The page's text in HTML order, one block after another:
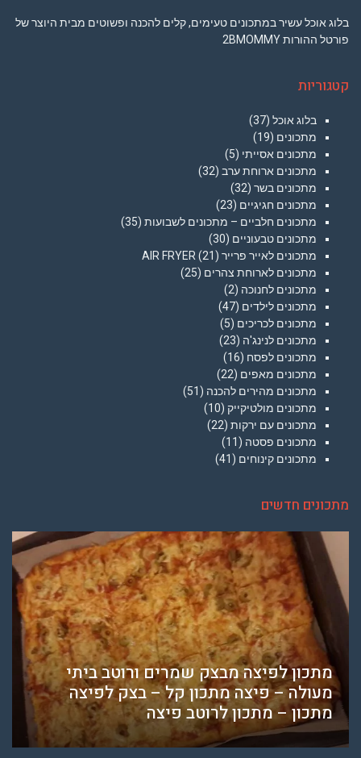
בלוג אוכל עשיר במתכונים טעימים, קלים להכנה ופשוטים מבית היוצר של
פורטל ההורות 2BMOMMY
קטגוריות
בלוג אוכל (37)
מתכונים (19)
מתכונים אסייתי (5)
מתכונים ארוחת ערב (32)
מתכונים בשר (32)
מתכונים חגיגיים (23)
מתכונים חלביים – מתכונים לשבועות (35)
מתכונים טבעוניים (30)
מתכונים לאייר פרייר AIR FRYER (21)
מתכונים לארוחת צהרים (25)
מתכונים לחנוכה (2)
מתכונים לילדים (47)
מתכונים לכריכים (5)
מתכונים לנינג'ה (23)
מתכונים לפסח (16)
מתכונים מאפים (22)
מתכונים מהירים להכנה (51)
מתכונים מולטיקייק (10)
מתכונים עם ירקות (22)
מתכונים פסטה (11)
מתכונים קינוחים (41)
מתכונים חדשים
מתכון לפיצה מבצק שמרים ורוטב ביתי
מעולה – פיצה מתכון קל – בצק לפיצה
מתכון – מתכון לרוטב פיצה